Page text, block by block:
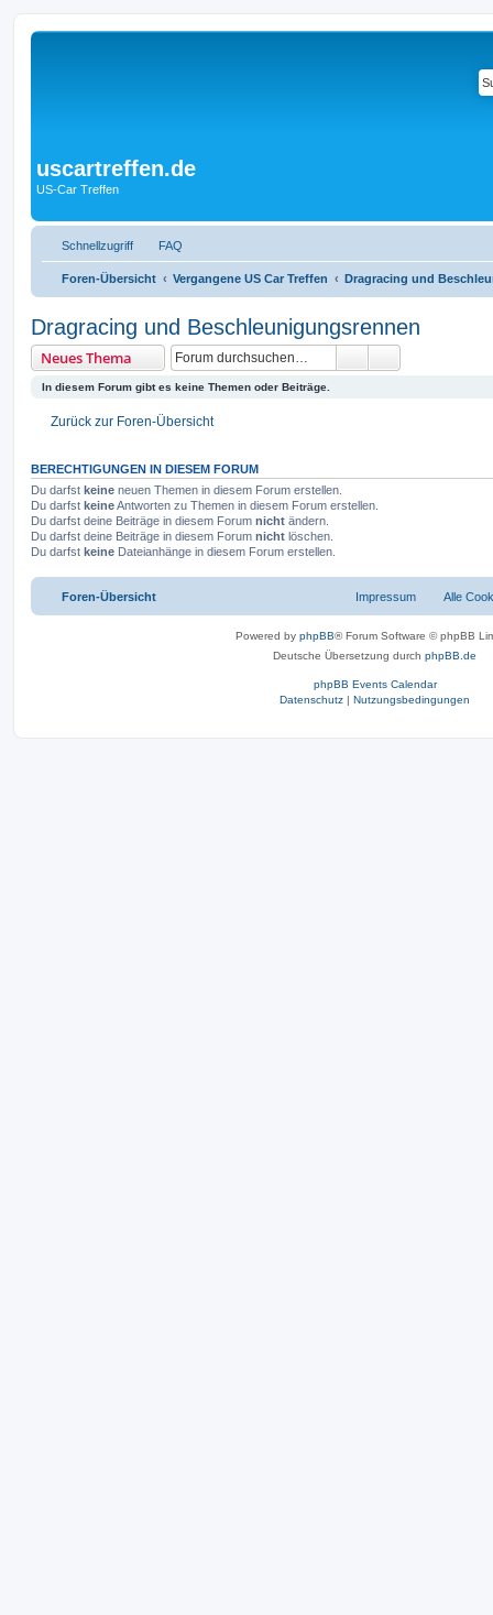
uscartreffen.de
US-Car Treffen
Schnellzugriff FAQ
Foren-Übersicht Vergangene US Car Treffen Dragracing und
Dragracing und Beschleunigungsrennen
Neues Thema
In diesem Forum gibt es keine Themen oder Beiträge.
Zurück zur Foren-Übersicht
BERECHTIGUNGEN IN DIESEM FORUM
Du darfst keine neuen Themen in diesem Forum erstellen.
Du darfst keineAntworten zu Themen in diesem Forum erstellen.
Du darfst deine Beiträge in diesem Forum nicht ändern.
Du darfst deine Beiträge in diesem Forum nicht löschen.
Du darfst keine Dateianhänge in diesem Forum erstellen.
Foren-Übersicht Alle
Impressum
Powered by phpBB® Forum Software © phpBB
Deutsche Übersetzung durch phpBB.de
phpBB Events Calendar
Datenschutz | Nutzungsbedingungen